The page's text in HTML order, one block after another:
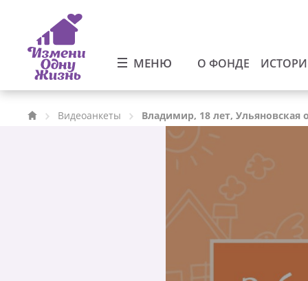
МЕНЮ О ФОНДЕ
Видеоанкеты Владимир, 18 лет, Ульяновская